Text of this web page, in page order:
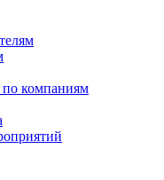
по компаниям